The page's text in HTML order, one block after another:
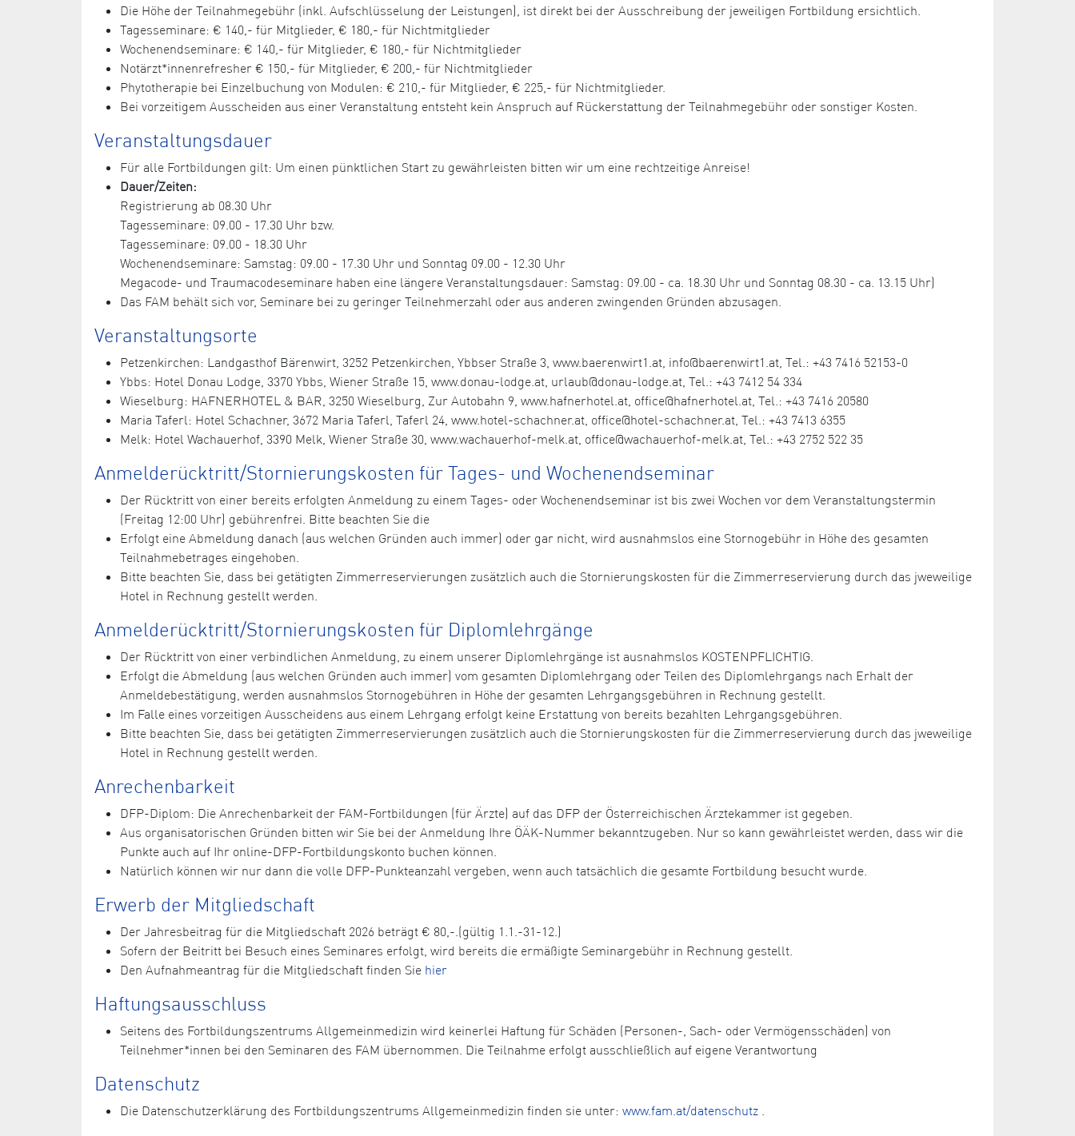
Die Höhe der Teilnahmegebühr (inkl. Aufschlüsselung der Leistungen), ist direkt bei der Ausschreibung der jeweiligen Fortbildung ersichtlich.
Tagesseminare: € 140,- für Mitglieder, € 180,- für Nichtmitglieder
Wochenendseminare: € 140,- für Mitglieder, € 180,- für Nichtmitglieder
Notärzt*innenrefresher € 150,- für Mitglieder, € 200,- für Nichtmitglieder
Phytotherapie bei Einzelbuchung von Modulen: € 210,- für Mitglieder, € 225,- für Nichtmitglieder.
Bei vorzeitigem Ausscheiden aus einer Veranstaltung entsteht kein Anspruch auf Rückerstattung der Teilnahmegebühr oder sonstiger Kosten.
Veranstaltungsdauer
Für alle Fortbildungen gilt: Um einen pünktlichen Start zu gewährleisten bitten wir um eine rechtzeitige Anreise!
Dauer/Zeiten:
Registrierung ab 08.30 Uhr
Tagesseminare: 09.00 - 17.30 Uhr bzw.
Tagesseminare: 09.00 - 18.30 Uhr
Wochenendseminare: Samstag: 09.00 - 17.30 Uhr und Sonntag 09.00 - 12.30 Uhr
Megacode- und Traumacodeseminare haben eine längere Veranstaltungsdauer: Samstag: 09.00 - ca. 18.30 Uhr und Sonntag 08.30 - ca. 13.15 Uhr)
Das FAM behält sich vor, Seminare bei zu geringer Teilnehmerzahl oder aus anderen zwingenden Gründen abzusagen.
Veranstaltungsorte
Petzenkirchen: Landgasthof Bärenwirt, 3252 Petzenkirchen, Ybbser Straße 3, www.baerenwirt1.at, info@baerenwirt1.at, Tel.: +43 7416 52153-0
Ybbs: Hotel Donau Lodge, 3370 Ybbs, Wiener Straße 15, www.donau-lodge.at, urlaub@donau-lodge.at, Tel.: +43 7412 54 334
Wieselburg: HAFNERHOTEL & BAR, 3250 Wieselburg, Zur Autobahn 9, www.hafnerhotel.at, office@hafnerhotel.at, Tel.: +43 7416 20580
Maria Taferl: Hotel Schachner, 3672 Maria Taferl, Taferl 24, www.hotel-schachner.at, office@hotel-schachner.at, Tel.: +43 7413 6355
Melk: Hotel Wachauerhof, 3390 Melk, Wiener Straße 30, www.wachauerhof-melk.at, office@wachauerhof-melk.at, Tel.: +43 2752 522 35
Anmelderücktritt/Stornierungskosten für Tages- und Wochenendseminar
Der Rücktritt von einer bereits erfolgten Anmeldung zu einem Tages- oder Wochenendseminar ist bis zwei Wochen vor dem Veranstaltungstermin
(Freitag 12:00 Uhr) gebührenfrei. Bitte beachten Sie die
Erfolgt eine Abmeldung danach (aus welchen Gründen auch immer) oder gar nicht, wird ausnahmslos eine Stornogebühr in Höhe des gesamten
Teilnahmebetrages eingehoben.
Bitte beachten Sie, dass bei getätigten Zimmerreservierungen zusätzlich auch die Stornierungskosten für die Zimmerreservierung durch das jweweilige
Hotel in Rechnung gestellt werden.
Anmelderücktritt/Stornierungskosten für Diplomlehrgänge
Der Rücktritt von einer verbindlichen Anmeldung, zu einem unserer Diplomlehrgänge ist ausnahmslos KOSTENPFLICHTIG.
Erfolgt die Abmeldung (aus welchen Gründen auch immer) vom gesamten Diplomlehrgang oder Teilen des Diplomlehrgangs nach Erhalt der
Anmeldebestätigung, werden ausnahmslos Stornogebühren in Höhe der gesamten Lehrgangsgebühren in Rechnung gestellt.
Im Falle eines vorzeitigen Ausscheidens aus einem Lehrgang erfolgt keine Erstattung von bereits bezahlten Lehrgangsgebühren.
Bitte beachten Sie, dass bei getätigten Zimmerreservierungen zusätzlich auch die Stornierungskosten für die Zimmerreservierung durch das jweweilige
Hotel in Rechnung gestellt werden.
Anrechenbarkeit
DFP-Diplom: Die Anrechenbarkeit der FAM-Fortbildungen (für Ärzte) auf das DFP der Österreichischen Ärztekammer ist gegeben.
Aus organisatorischen Gründen bitten wir Sie bei der Anmeldung Ihre ÖÄK-Nummer bekanntzugeben. Nur so kann gewährleistet werden, dass wir die
Punkte auch auf Ihr online-DFP-Fortbildungskonto buchen können.
Natürlich können wir nur dann die volle DFP-Punkteanzahl vergeben, wenn auch tatsächlich die gesamte Fortbildung besucht wurde.
Erwerb der Mitgliedschaft
Der Jahresbeitrag für die Mitgliedschaft 2026 beträgt € 80,-.(gültig 1.1.-31-12.)
Sofern der Beitritt bei Besuch eines Seminares erfolgt, wird bereits die ermäßigte Seminargebühr in Rechnung gestellt.
Den Aufnahmeantrag für die Mitgliedschaft finden Sie hier
Haftungsausschluss
Seitens des Fortbildungszentrums Allgemeinmedizin wird keinerlei Haftung für Schäden (Personen-, Sach- oder Vermögensschäden) von
Teilnehmer*innen bei den Seminaren des FAM übernommen. Die Teilnahme erfolgt ausschließlich auf eigene Verantwortung
Datenschutz
Die Datenschutzerklärung des Fortbildungszentrums Allgemeinmedizin finden sie unter: www.fam.at/datenschutz